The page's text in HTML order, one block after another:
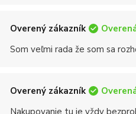
Overený zákazník
Som veľmi rada že som sa
Overený zákazník
Nakupovanie tu je vždy